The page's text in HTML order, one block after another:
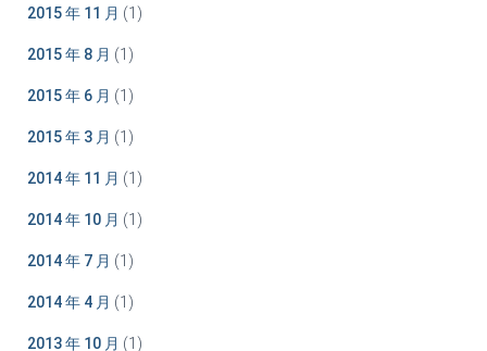
2015 年 11 月 (1)
2015 年 8 月 (1)
2015 年 6 月 (1)
2015 年 3 月 (1)
2014 年 11 月 (1)
2014 年 10 月 (1)
2014 年 7 月 (1)
2014 年 4 月 (1)
2013 年 10 月 (1)